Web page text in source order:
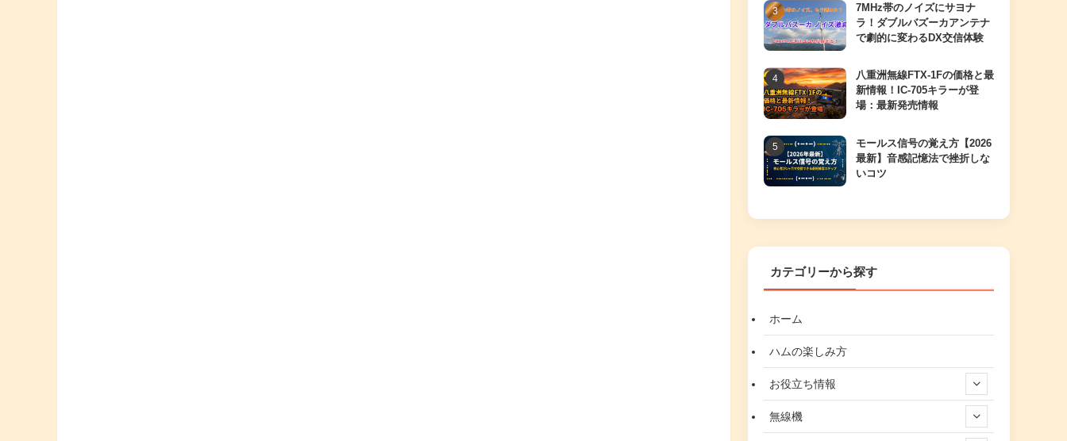
7MHz帯のノイズにサヨナ
ラ！ダブルバズーカアンテナ
で劇的に変わるDX交信体験
八重洲無線FTX-1Fの価格と最
新情報！IC-705キラーが登
場：最新発売情報
モールス信号の覚え方【2026
最新】音感記憶法で挫折しな
いコツ
カテゴリーから探す
ホーム
ハムの楽しみ方
お役立ち情報
無線機